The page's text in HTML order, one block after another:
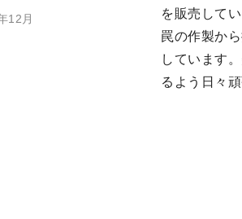
12月
を販売してい
罠の作製か
しています
るよう日々